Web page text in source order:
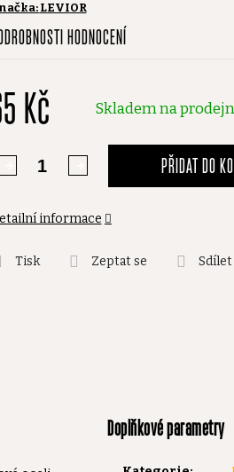
HODNOCENÍ
LEVIOR
Kč Skladem na
PŘIDAT DO
informace
Tisk Zeptat se Sdílet
Doplňkové parametry